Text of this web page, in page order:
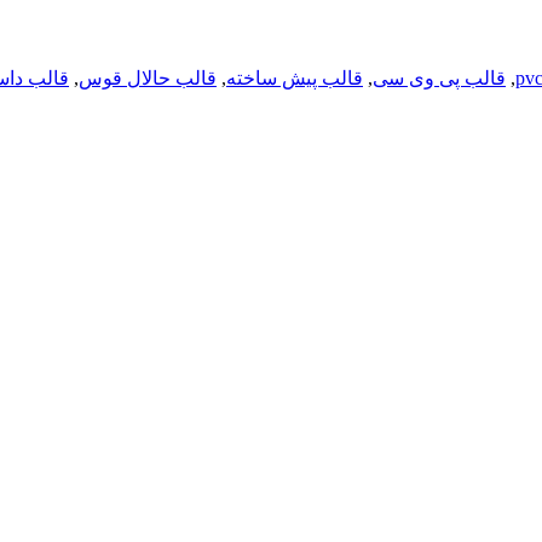
, قالب پی وی سی, قالب پیش ساخته, قالب حالال قوس, قالب